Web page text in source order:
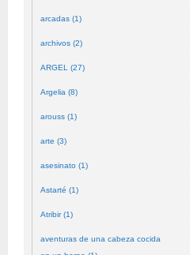
arcadas (1)
archivos (2)
ARGEL (27)
Argelia (8)
arouss (1)
arte (3)
asesinato (1)
Astarté (1)
Atribir (1)
aventuras de una cabeza cocida